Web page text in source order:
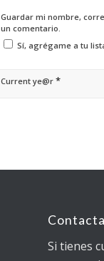
Guardar mi nombre,
un comentario.
Sí, agrégame a tu
Current ye@r *
Si tienes